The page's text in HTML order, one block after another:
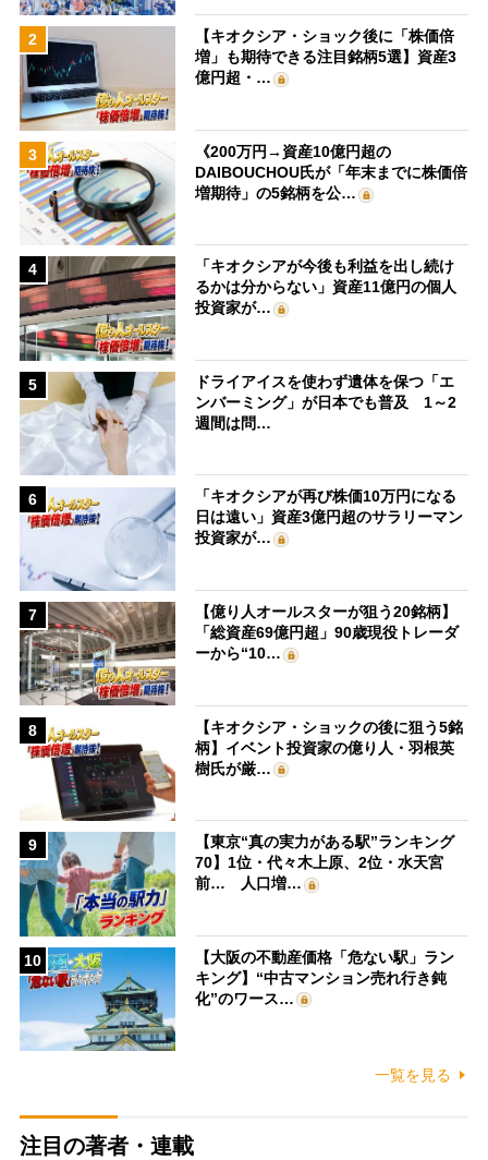
2
【キオクシア・ショック後に「株価倍
増」も期待できる注目銘柄5選】資産3
億円超・…
3
《200万円→資産10億円超の
DAIBOUCHOU氏が「年末までに株価倍
増期待」の5銘柄を公…
4
「キオクシアが今後も利益を出し続け
るかは分からない」資産11億円の個人
投資家が…
5
ドライアイスを使わず遺体を保つ「エ
ンバーミング」が日本でも普及 1～2
週間は問…
6
「キオクシアが再び株価10万円になる
日は遠い」資産3億円超のサラリーマン
投資家が…
7
【億り人オールスターが狙う20銘柄】
「総資産69億円超」90歳現役トレーダ
ーから“10…
8
【キオクシア・ショックの後に狙う5銘
柄】イベント投資家の億り人・羽根英
樹氏が厳…
9
【東京“真の実力がある駅”ランキング
70】1位・代々木上原、2位・水天宮
前… 人口増…
10
【大阪の不動産価格「危ない駅」ラン
キング】“中古マンション売れ行き鈍
化”のワース…
一覧を見る
注目の著者・連載